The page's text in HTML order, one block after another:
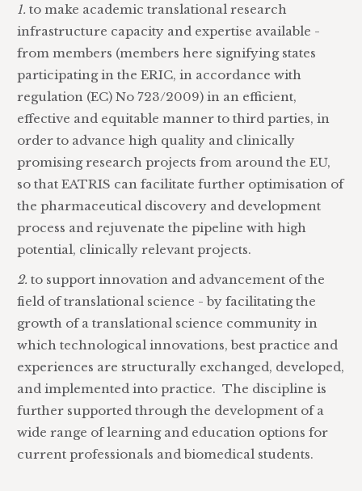
1. to make academic translational research
infrastructure capacity and expertise available -
from members (members here signifying states
participating in the ERIC, in accordance with
regulation (EC) No 723/2009) in an efficient,
effective and equitable manner to third parties, in
order to advance high quality and clinically
promising research projects from around the EU,
so that EATRIS can facilitate further optimisation of
the pharmaceutical discovery and development
process and rejuvenate the pipeline with high
potential, clinically relevant projects.
2. to support innovation and advancement of the
field of translational science - by facilitating the
growth of a translational science community in
which technological innovations, best practice and
experiences are structurally exchanged, developed,
and implemented into practice. The discipline is
further supported through the development of a
wide range of learning and education options for
current professionals and biomedical students.